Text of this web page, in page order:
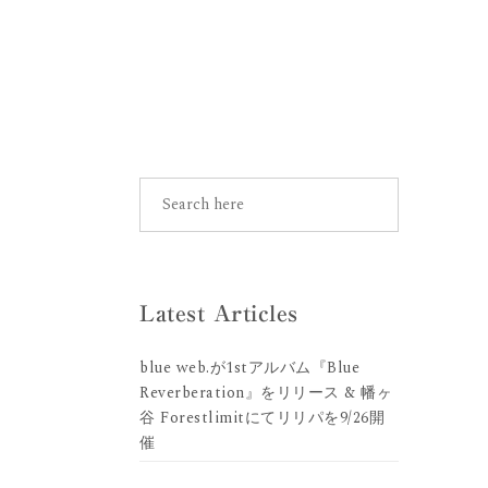
Latest Articles
blue web.が1stアルバム『Blue
Reverberation』をリリース & 幡ヶ
谷 Forestlimitにてリリパを9/26開
催